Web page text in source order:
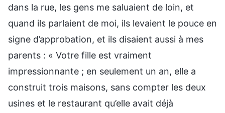
dans la rue, les gens me saluaient de loin, et
quand ils parlaient de moi, ils levaient le pouce en
signe d’approbation, et ils disaient aussi à mes
parents : « Votre fille est vraiment
impressionnante ; en seulement un an, elle a
construit trois maisons, sans compter les deux
usines et le restaurant qu’elle avait déjà